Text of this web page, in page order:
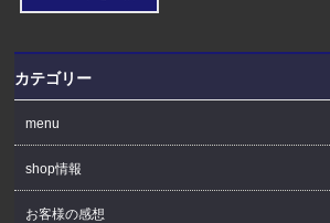
カテゴリー
menu
shop情報
お客様の感想